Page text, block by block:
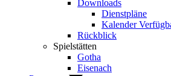
Downloads
Dienstpläne
Kalender
Rückblick
Spielstätten
Gotha
Eisenach